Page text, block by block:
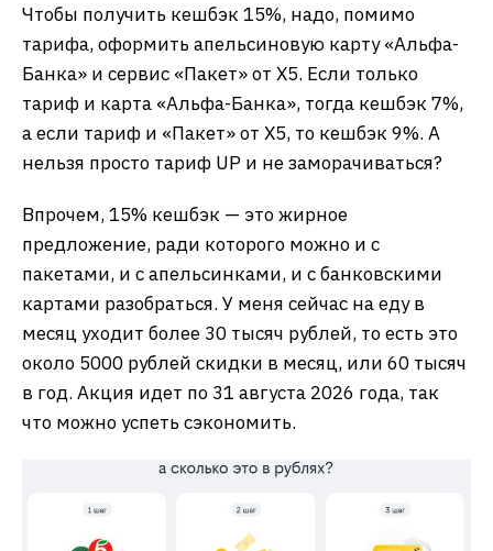
Чтобы получить кешбэк 15%, надо, помимо
тарифа, оформить апельсиновую карту «Альфа-
Банка» и сервис «Пакет» от Х5. Если только
тариф и карта «Альфа-Банка», тогда кешбэк 7%,
а если тариф и «Пакет» от Х5, то кешбэк 9%. А
нельзя просто тариф UP и не заморачиваться?
Впрочем, 15% кешбэк — это жирное
предложение, ради которого можно и с
пакетами, и с апельсинками, и с банковскими
картами разобраться. У меня сейчас на еду в
месяц уходит более 30 тысяч рублей, то есть это
около 5000 рублей скидки в месяц, или 60 тысяч
в год. Акция идет по 31 августа 2026 года, так
что можно успеть сэкономить.